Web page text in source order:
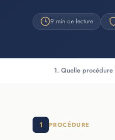
9 min de lecture
1. Quelle procédure
1 PROCÉDURE